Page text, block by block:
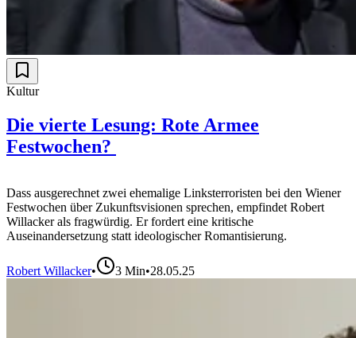
Kultur
Die vierte Lesung: Rote Armee
Festwochen?
Dass ausgerechnet zwei ehemalige Linksterroristen bei den Wiener
Festwochen über Zukunftsvisionen sprechen, empfindet Robert
Willacker als fragwürdig. Er fordert eine kritische
Auseinandersetzung statt ideologischer Romantisierung.
Robert Willacker• 3 Min•28.05.25